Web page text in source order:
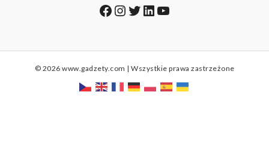
Facebook
Instagram
Twitter
LinkedIn
YouTube
© 2026 www.gadzety.com | Wszystkie prawa zastrzeżone